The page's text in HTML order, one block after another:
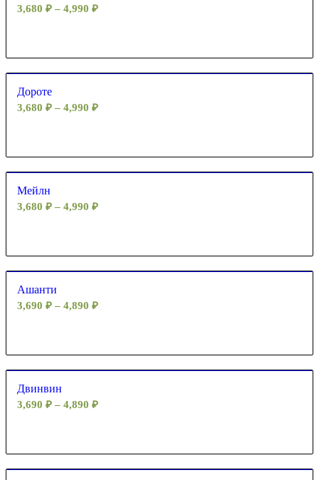
3,680 ₽ – 4,990 ₽
Дороте
3,680 ₽ – 4,990 ₽
Мейлн
3,680 ₽ – 4,990 ₽
Ашанти
3,690 ₽ – 4,890 ₽
Двинвин
3,690 ₽ – 4,890 ₽